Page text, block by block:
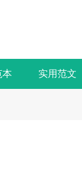
本 实用范文